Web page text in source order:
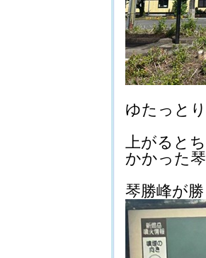
ゆたっと
上がると
かかった
琴勝峰が